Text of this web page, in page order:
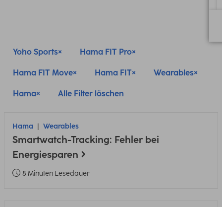
Yoho Sports Hama FIT Pro
Hama FIT Move Hama FIT Wearables
Hama Alle Filter löschen
Hama Wearables
Smartwatch-Tracking: Fehler bei
Energiesparen
8 Minuten Lesedauer